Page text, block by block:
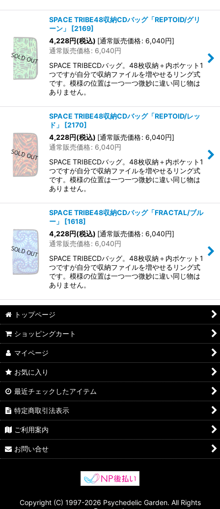
SPACE TRIBE48収納CDバッグ「REPTOID/グリ
ーン」
[2169]
4,228円(税込) [通常販売価格: 6,040円]
通常販売価格: 6,040円
SPACE TRIBECDバッグ。48枚収納＋内ポケット1
つですが自分で収納ファイルを増やせるリング式
です。模様の位置は一つ一つ微妙に違い同じ物は
ありません。
SPACE TRIBE48収納CDバッグ「REPTOID/レッ
ド」
[2170]
4,228円(税込) [通常販売価格: 6,040円]
通常販売価格: 6,040円
SPACE TRIBECDバッグ。48枚収納＋内ポケット1
つですが自分で収納ファイルを増やせるリング式
です。模様の位置は一つ一つ微妙に違い同じ物は
ありません。
SPACE TRIBE48収納CDバッグ「FRACTAL/ブル
ー」
[1618]
4,228円(税込) [通常販売価格: 6,040円]
通常販売価格: 6,040円
SPACE TRIBECDバッグ。48枚収納＋内ポケット1
つですが自分で収納ファイルを増やせるリング式
です。模様の位置は一つ一つ微妙に違い同じ物は
ありません。
トップページ
ショッピングカート
マイページ
お気に入り
最近チェックしたアイテム
特定商取引法表示
ご利用案内
お問い合せ
Copyright (C) 1997-2026 Psychedelic Garden. All Rights